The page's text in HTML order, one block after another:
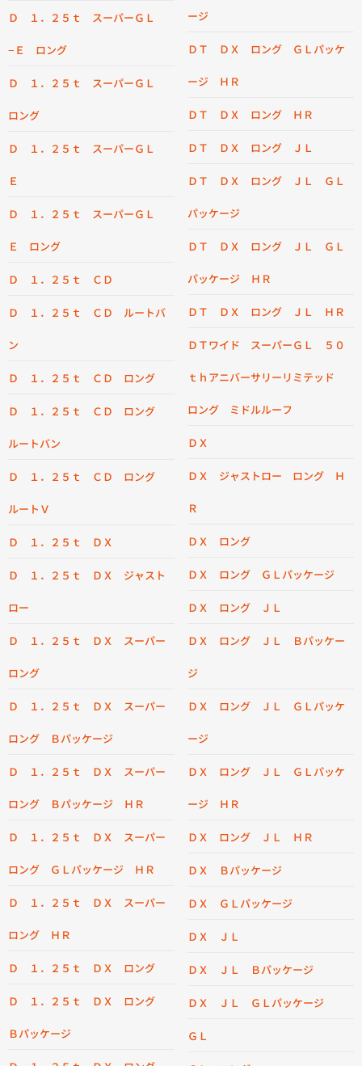
Ｄ １．２５ｔ スーパーＧＬ
−Ｅ ロング
Ｄ １．２５ｔ スーパーＧＬ
ロング
Ｄ １．２５ｔ スーパーＧＬ
Ｅ
Ｄ １．２５ｔ スーパーＧＬ
Ｅ ロング
Ｄ １．２５ｔ ＣＤ
Ｄ １．２５ｔ ＣＤ ルートバ
ン
Ｄ １．２５ｔ ＣＤ ロング
Ｄ １．２５ｔ ＣＤ ロング
ルートバン
Ｄ １．２５ｔ ＣＤ ロング
ルートＶ
Ｄ １．２５ｔ ＤＸ
Ｄ １．２５ｔ ＤＸ ジャスト
ロー
Ｄ １．２５ｔ ＤＸ スーパー
ロング
Ｄ １．２５ｔ ＤＸ スーパー
ロング Ｂパッケージ
Ｄ １．２５ｔ ＤＸ スーパー
ロング Ｂパッケージ ＨＲ
Ｄ １．２５ｔ ＤＸ スーパー
ロング ＧＬパッケージ ＨＲ
Ｄ １．２５ｔ ＤＸ スーパー
ロング ＨＲ
Ｄ １．２５ｔ ＤＸ ロング
Ｄ １．２５ｔ ＤＸ ロング
Ｂパッケージ
ージ
ＤＴ ＤＸ ロング ＧＬパッケ
ージ ＨＲ
ＤＴ ＤＸ ロング ＨＲ
ＤＴ ＤＸ ロング ＪＬ
ＤＴ ＤＸ ロング ＪＬ ＧＬ
パッケージ
ＤＴ ＤＸ ロング ＪＬ ＧＬ
パッケージ ＨＲ
ＤＴ ＤＸ ロング ＪＬ ＨＲ
ＤＴワイド スーパーＧＬ ５０
ｔｈアニバーサリーリミテッド
ロング ミドルルーフ
ＤＸ
ＤＸ ジャストロー ロング Ｈ
Ｒ
ＤＸ ロング
ＤＸ ロング ＧＬパッケージ
ＤＸ ロング ＪＬ
ＤＸ ロング ＪＬ Ｂパッケー
ジ
ＤＸ ロング ＪＬ ＧＬパッケ
ージ
ＤＸ ロング ＪＬ ＧＬパッケ
ージ ＨＲ
ＤＸ ロング ＪＬ ＨＲ
ＤＸ Ｂパッケージ
ＤＸ ＧＬパッケージ
ＤＸ ＪＬ
ＤＸ ＪＬ Ｂパッケージ
ＤＸ ＪＬ ＧＬパッケージ
ＧＬ